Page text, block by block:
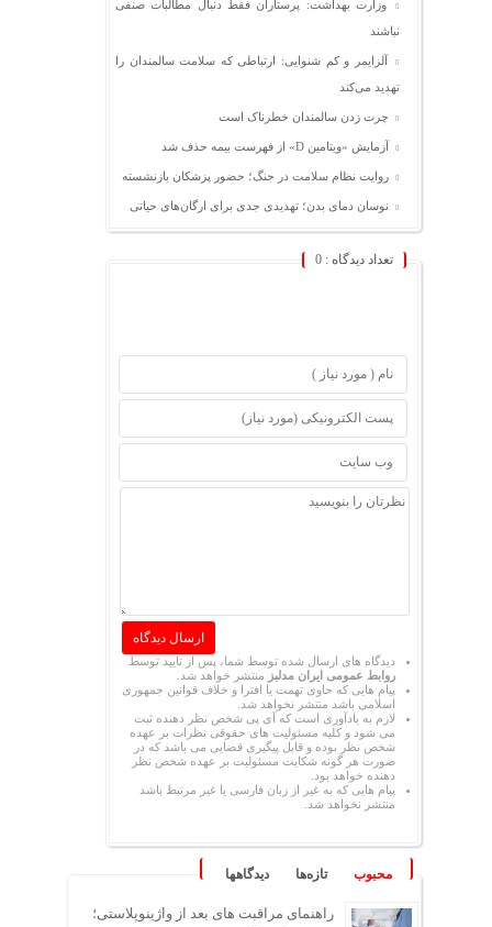
وزارت بهداشت: پرستاران فقط دنبال مطالبات صنفی
نباشند
آلزایمر و کم شنوایی: ارتباطی که سلامت سالمندان را
تهدید می‌کند
چرت زدن سالمندان خطرناک است
آزمایش «ویتامین D» از فهرست بیمه حذف شد
روایت نظام سلامت در جنگ؛ حضور پزشکان بازنشسته
نوسان دمای بدن؛ تهدیدی جدی برای ارگان‌های حیاتی
تعداد دیدگاه : 0
دیدگاه های ارسال شده توسط شما، پس از تایید توسط
روابط عمومی ایران مدلبز منتشر خواهد شد.
پیام هایی که حاوی تهمت یا افترا و خلاف قوانین جمهوری
اسلامی باشد منتشر نخواهد شد.
لازم به یادآوری است که آی پی شخص نظر دهنده ثبت
می شود و کلیه مسئولیت های حقوقی نظرات بر عهده
شخص نظر بوده و قابل پیگیری قضایی می باشد که در
صورت هر گونه شکایت مسئولیت بر عهده شخص نظر
دهنده خواهد بود.
پیام هایی که به غیر از زبان فارسی یا غیر مرتبط باشد
منتشر نخواهد شد.
محبوب تازه‌ها دیدگاهها
راهنمای مراقبت های بعد از واژینوپلاستی؛